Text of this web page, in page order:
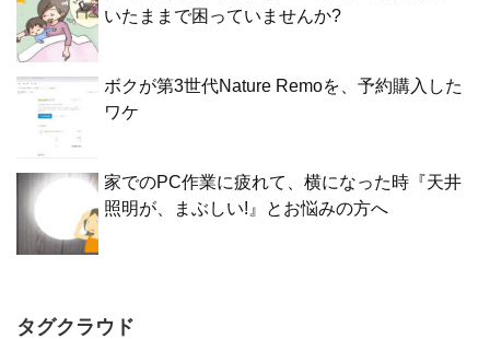
いたままで困っていませんか?
ボクが第3世代Nature Remoを、予約購入した
ワケ
家でのPC作業に疲れて、横になった時『天井
照明が、まぶしい!』とお悩みの方へ
タグクラウド